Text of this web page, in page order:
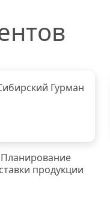
Планирование
продукции